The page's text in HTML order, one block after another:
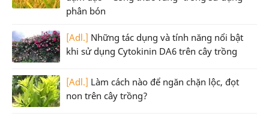
phân bón
[Adl.] Những tác dụng và tính năng nổi bật
khi sử dụng Cytokinin DA6 trên cây trồng
[Adl.] Làm cách nào để ngăn chặn lộc, đọt
non trên cây trồng?